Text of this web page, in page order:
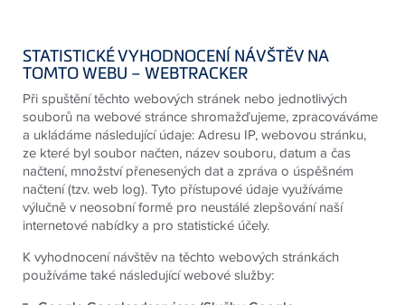
STATISTICKÉ VYHODNOCENÍ NÁVŠTĚV NA
TOMTO WEBU – WEBTRACKER
Při spuštění těchto webových stránek nebo jednotlivých
souborů na webové stránce shromažďujeme, zpracováváme
a ukládáme následující údaje: Adresu IP, webovou stránku,
ze které byl soubor načten, název souboru, datum a čas
načtení, množství přenesených dat a zpráva o úspěšném
načtení (tzv. web log). Tyto přístupové údaje využíváme
výlučně v neosobní formě pro neustálé zlepšování naší
internetové nabídky a pro statistické účely.
K vyhodnocení návštěv na těchto webových stránkách
používáme také následující webové služby: